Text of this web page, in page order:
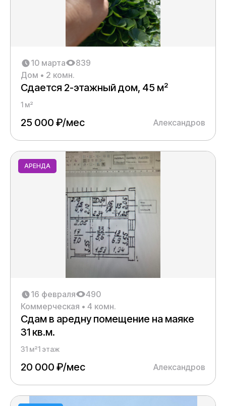
Применить
10 марта
839
Дом • 2 комн.
Сдается 2-этажный дом, 45 м²
1 м²
25 000 ₽/мес Александров
АРЕНДА
16 февраля
490
Коммерческая • 4 комн.
Сдам в аредну помещение на маяке
31 кв.м.
31 м²1 этаж
20 000 ₽/мес Александров